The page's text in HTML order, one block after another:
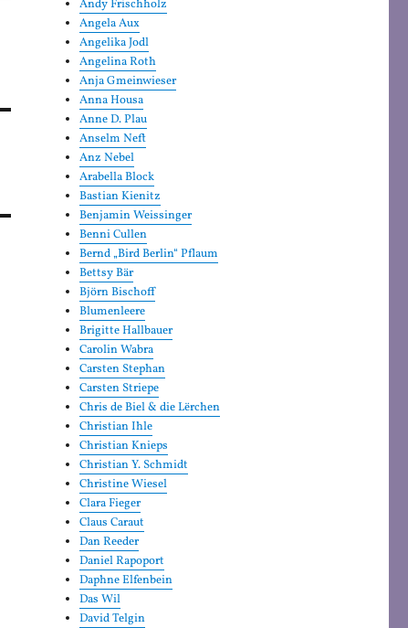
Andy Frischholz
Angela Aux
Angelika Jodl
Angelina Roth
Anja Gmeinwieser
Anna Housa
Anne D. Plau
Anselm Neft
Anz Nebel
Arabella Block
Bastian Kienitz
Benjamin Weissinger
Benni Cullen
Bernd „Bird Berlin“ Pflaum
Bettsy Bär
Björn Bischoff
Blumenleere
Brigitte Hallbauer
Carolin Wabra
Carsten Stephan
Carsten Striepe
Chris de Biel & die Lërchen
Christian Ihle
Christian Knieps
Christian Y. Schmidt
Christine Wiesel
Clara Fieger
Claus Caraut
Dan Reeder
Daniel Rapoport
Daphne Elfenbein
Das Wil
David Telgin